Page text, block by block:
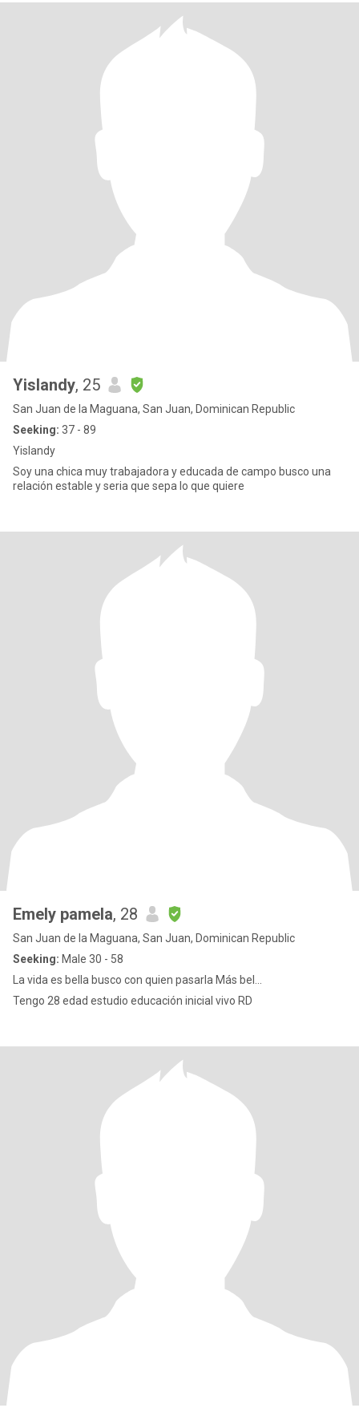
Yislandy, 25
San Juan de la Maguana, San Juan, Dominican Republic
Seeking: 37 - 89
Yislandy
Soy una chica muy trabajadora y educada de campo busco una
relación estable y seria que sepa lo que quiere
Emely pamela, 28
San Juan de la Maguana, San Juan, Dominican Republic
Seeking: Male 30 - 58
La vida es bella busco con quien pasarla Más bel...
Tengo 28 edad estudio educación inicial vivo RD